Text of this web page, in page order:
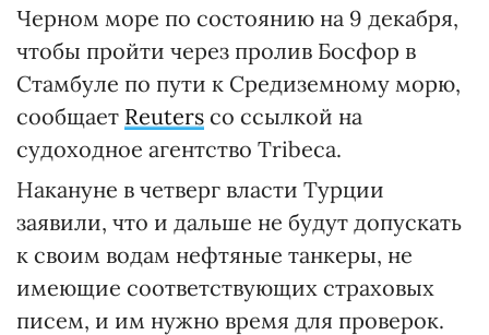
Черном море по состоянию на 9 декабря,
чтобы пройти через пролив Босфор в
Стамбуле по пути к Средиземному морю,
сообщает Reuters со ссылкой на
судоходное агентство Tribeca.
Накануне в четверг власти Турции
заявили, что и дальше не будут допускать
к своим водам нефтяные танкеры, не
имеющие соответствующих страховых
писем, и им нужно время для проверок.